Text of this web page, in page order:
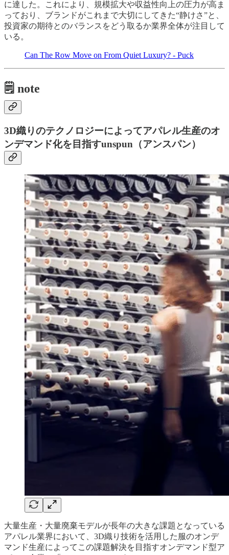
に達した。これにより、規模拡大や収益性向上の圧力が高ま
っており、ブランドがこれまで大切にしてきた“静けさ”と、
投資家の期待とのバランスをどう取るか業界全体が注目して
いる。
Can The Row Move on From Quiet Luxury? - Puck
🗒️ note
3D織りのテクノロジーによってアパレル生産のオ
ンデマンド化を目指すunspun（アンスパン）
大量生産・大量廃棄モデルが長年の大きな課題となっている
アパレル業界において、3D織り技術を活用した服のオンデ
マンド生産によってこの課題解決を目指すオンデマンド型ア